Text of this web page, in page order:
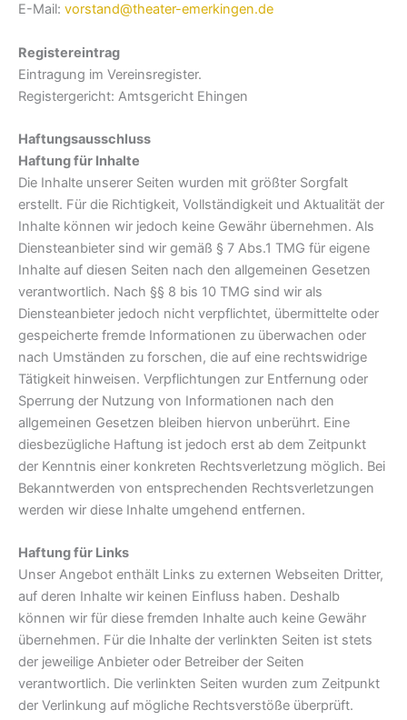
E-Mail: vorstand@theater-emerkingen.de
Registereintrag
Eintragung im Vereinsregister.
Registergericht: Amtsgericht Ehingen
Haftungsausschluss
Haftung für Inhalte
Die Inhalte unserer Seiten wurden mit größter Sorgfalt
erstellt. Für die Richtigkeit, Vollständigkeit und Aktualität der
Inhalte können wir jedoch keine Gewähr übernehmen. Als
Diensteanbieter sind wir gemäß § 7 Abs.1 TMG für eigene
Inhalte auf diesen Seiten nach den allgemeinen Gesetzen
verantwortlich. Nach §§ 8 bis 10 TMG sind wir als
Diensteanbieter jedoch nicht verpflichtet, übermittelte oder
gespeicherte fremde Informationen zu überwachen oder
nach Umständen zu forschen, die auf eine rechtswidrige
Tätigkeit hinweisen. Verpflichtungen zur Entfernung oder
Sperrung der Nutzung von Informationen nach den
allgemeinen Gesetzen bleiben hiervon unberührt. Eine
diesbezügliche Haftung ist jedoch erst ab dem Zeitpunkt
der Kenntnis einer konkreten Rechtsverletzung möglich. Bei
Bekanntwerden von entsprechenden Rechtsverletzungen
werden wir diese Inhalte umgehend entfernen.
Haftung für Links
Unser Angebot enthält Links zu externen Webseiten Dritter,
auf deren Inhalte wir keinen Einfluss haben. Deshalb
können wir für diese fremden Inhalte auch keine Gewähr
übernehmen. Für die Inhalte der verlinkten Seiten ist stets
der jeweilige Anbieter oder Betreiber der Seiten
verantwortlich. Die verlinkten Seiten wurden zum Zeitpunkt
der Verlinkung auf mögliche Rechtsverstöße überprüft.